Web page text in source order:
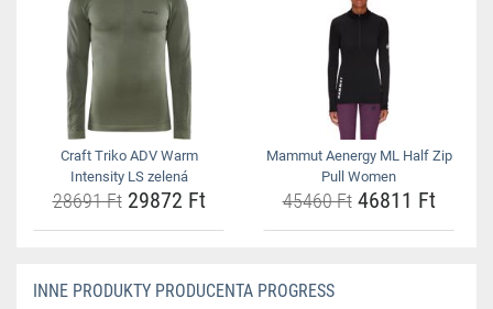
Craft Triko ADV Warm
Intensity LS zelená
28691 Ft29872 Ft
Mammut Aenergy ML Half Zip
Pull Women
45460 Ft46811 Ft
INNE PRODUKTY PRODUCENTA PROGRESS